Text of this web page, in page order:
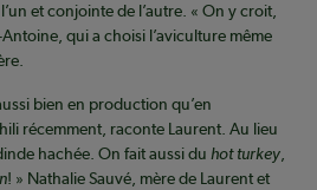
et conjointe de l’autre. « On y croit,
qui a choisi l’aviculture même
bien en production qu’en
récemment, raconte Laurent. Au lieu
hachée. On fait aussi du hot turkey,
! » Nathalie Sauvé, mère de Laurent et